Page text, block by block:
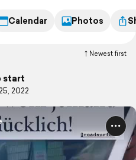
Calendar Photos
Newest first
start
2022